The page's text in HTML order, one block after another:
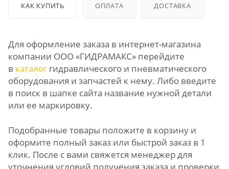
КАК КУПИТЬ ОПЛАТА ДОСТАВКА
Для оформление заказа в интернет-магазина
компании ООО «ГИДРАМАКС» перейдите
в каталог гидравлического и пневматического
оборудования и запчастей к нему. Либо введите
в поиск в шапке сайта название нужной детали
или ее маркировку.
Подобранные товары положите в корзину и
оформите полный заказ или быстрой заказ в 1
клик. После с вами свяжется менеджер для